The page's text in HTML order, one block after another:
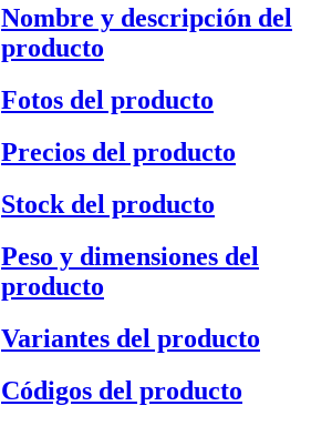
Nombre y descripción del
producto
Fotos del producto
Precios del producto
Stock del producto
Peso y dimensiones del
producto
Variantes del producto
Códigos del producto